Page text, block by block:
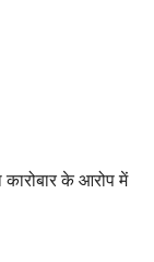
के आरोप में